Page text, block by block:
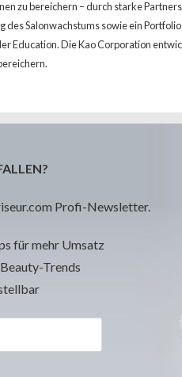
zu bereichern – durch starke
Salonwachstums sowie ein
Education. Die Kao Corporation
Profi-Newsletter.
für mehr Umsatz
Trends